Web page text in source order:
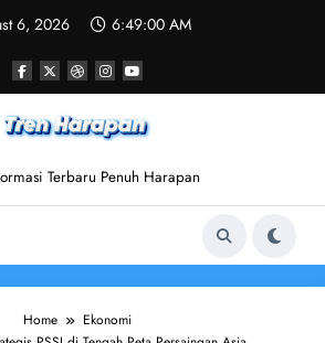
6, 2026 6:49:01 AM
Terbaru Penuh Harapan
Home
Ekonomi